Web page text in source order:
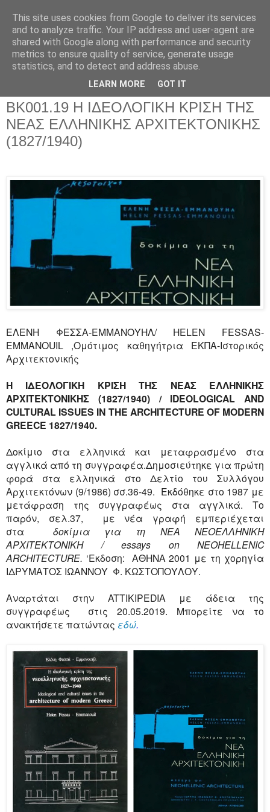
ΒΚ001.19 Η ΙΔΕΟΛΟΓΙΚΗ ΚΡΙΣΗ ΤΗΣ
ΝΕΑΣ ΕΛΛΗΝΙΚΗΣ ΑΡΧΙΤΕΚΤΟΝΙΚΗΣ
(1827/1940)
ΕΛΕΝΗ ΦΕΣΣΑ-ΕΜΜΑΝΟΥΗΛ/ HELEN FESSAS-
EMMANOUIL ,Ομότιμος καθηγήτρια ΕΚΠΑ-Ιστορικός
Αρχιτεκτονικής
Η ΙΔΕΟΛΟΓΙΚΗ ΚΡΙΣΗ ΤΗΣ ΝΕΑΣ
ΕΛΛΗΝΙΚΗΣ
ΑΡΧΙΤΕΚΤΟΝΙΚΗΣ (1827/1940) / IDEOLOGICAL AND
CULTURAL ISSUES IN THE ARCHITECTURE OF MODERN
GREECE 1827/1940.
Δοκίμιο στα ελληνικά και μεταφρασμένο στα
αγγλικά από τη συγγραφέα.Δημοσιεύτηκε για πρώτη
φορά στα ελληνικά στο Δελτίο του Συλλόγου
Αρχιτεκτόνων (9/1986) σσ.36-49. Εκδόθηκε στο 1987 με
μετάφραση της συγγραφέως στα αγγλικά. Το
παρόν, σελ.37, με νέα γραφή εμπεριέχεται
στα
δοκίμια για τη ΝΕΑ ΝΕΟΕΛΛΗΝΙΚΗ
ΑΡΧΙΤΕΚΤΟΝΙΚΗ / essays on NEOHELLENIC
ARCHITECTURE. ‘Εκδοση: ΑΘΗΝΑ 2001 με τη χορηγία
ΙΔΡΥΜΑΤΟΣ ΙΩΑΝΝΟΥ Φ. ΚΩΣΤΟΠΟΥΛΟΥ.
Αναρτάται στην ATTIKIPEDIA με άδεια της
συγγραφέως στις 20.05.2019. Μπορείτε να το
ανακτήσετε πατώντας εδώ.
This site uses cookies from Google to deliver its services
and to analyze traffic. Your IP address and user-agent are
shared with Google along with performance and security
metrics to ensure quality of service, generate usage
statistics, and to detect and address abuse.
LEARN MORE GOT IT